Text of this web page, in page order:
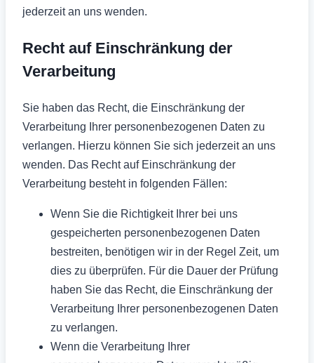
jederzeit an uns wenden.
Recht auf Einschränkung der
Verarbeitung
Sie haben das Recht, die Einschränkung der
Verarbeitung Ihrer personenbezogenen Daten zu
verlangen. Hierzu können Sie sich jederzeit an uns
wenden. Das Recht auf Einschränkung der
Verarbeitung besteht in folgenden Fällen:
Wenn Sie die Richtigkeit Ihrer bei uns
gespeicherten personenbezogenen Daten
bestreiten, benötigen wir in der Regel Zeit, um
dies zu überprüfen. Für die Dauer der Prüfung
haben Sie das Recht, die Einschränkung der
Verarbeitung Ihrer personenbezogenen Daten
zu verlangen.
Wenn die Verarbeitung Ihrer